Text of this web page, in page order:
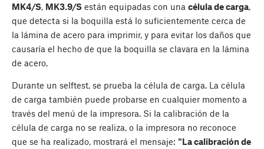
MK4/S, MK3.9/S están equipadas con una célula de carga,
que detecta si la boquilla está lo suficientemente cerca de
la lámina de acero para imprimir, y para evitar los daños que
causaría el hecho de que la boquilla se clavara en la lámina
de acero.
Durante un selftest, se prueba la célula de carga. La célula
de carga también puede probarse en cualquier momento a
través del menú de la impresora. Si la calibración de la
célula de carga no se realiza, o la impresora no reconoce
que se ha realizado, mostrará el mensaje: "La calibración de